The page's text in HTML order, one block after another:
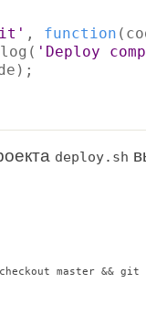
, function
'Deploy
deploy.sh
master &&